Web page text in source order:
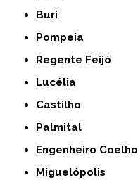
Buri
Pompeia
Regente Feijó
Lucélia
Castilho
Palmital
Engenheiro Coelho
Miguelópolis